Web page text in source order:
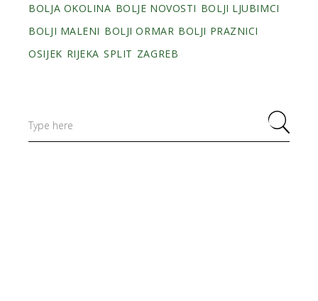
BOLJA OKOLINA BOLJE NOVOSTI BOLJI LJUBIMCI
BOLJI MALENI BOLJI ORMAR BOLJI PRAZNICI
OSIJEK RIJEKA SPLIT ZAGREB
for: